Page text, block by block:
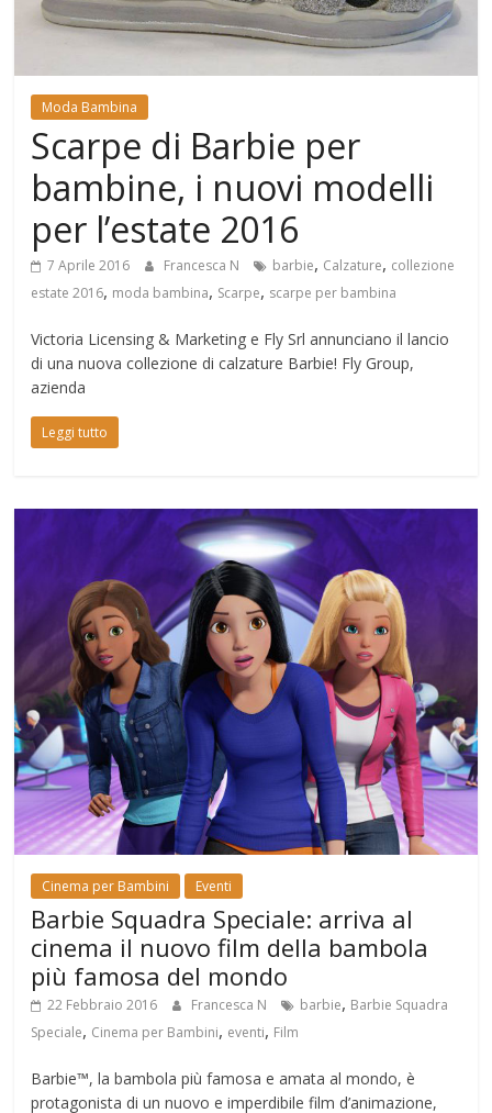
Mondo
Moda Bambina
Scarpe di Barbie per
bambine, i nuovi modelli
per l’estate 2016
7 Aprile 2016 Francesca N barbie, Calzature, collezione
estate 2016, moda bambina, Scarpe, scarpe per bambina
Victoria Licensing & Marketing e Fly Srl annunciano il lancio
di una nuova collezione di calzature Barbie! Fly Group,
azienda
Leggi tutto
Cinema per Bambini Eventi
Barbie Squadra Speciale: arriva al
cinema il nuovo film della bambola
più famosa del mondo
22 Febbraio 2016 Francesca N barbie, Barbie Squadra
Speciale, Cinema per Bambini, eventi, Film
Barbie™, la bambola più famosa e amata al mondo, è
protagonista di un nuovo e imperdibile film d’animazione,